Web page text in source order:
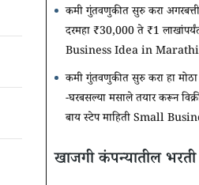
कमी गुंतवणुकीत सुरु करा
दरमहा ₹30,000 ते ₹1
Business Idea in Marathi
कमी गुंतवणुकीत सुरु करा हा
-घरबसल्या मसाले तयार करून
बाय स्टेप माहिती Small
खाजगी कंपन्यातील भरती